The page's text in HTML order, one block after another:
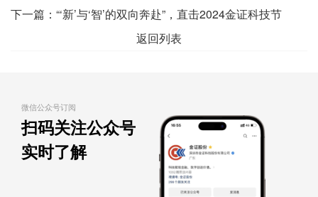
平台共建共享签约仪式暨启动会圆满召开
下一篇： “‘新’与‘智’的双向奔赴”，直击2024金证科技节
返回列表
微信公众号订阅
扫码关注公众号
实时了解